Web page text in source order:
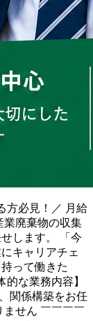
方必見！／ 月給
廃棄物の収集
します。 「今
キャリアチェ
って働きた
な業務内容】
関係構築をお任
せん ￣￣￣￣